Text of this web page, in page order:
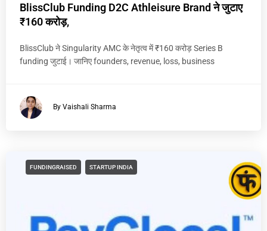
BlissClub Funding D2C Athleisure Brand ने जुटाए
₹160 करोड़,
BlissClub ने Singularity AMC के नेतृत्व में ₹160 करोड़ Series B
funding जुटाई। जानिए founders, revenue, loss, business
By Vaishali Sharma
FUNDINGRAISED STARTUP INDIA